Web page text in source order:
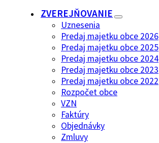
ZVEREJŇOVANIE
Uznesenia
Predaj majetku obce 2026
Predaj majetku obce 2025
Predaj majetku obce 2024
Predaj majetku obce 2023
Predaj majetku obce 2022
Rozpočet obce
VZN
Faktúry
Objednávky
Zmluvy